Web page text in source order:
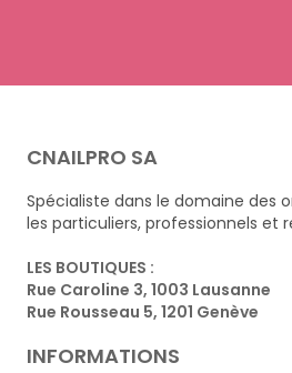
CNAILPRO SA
Spécialiste dans le domaine des
les particuliers, professionnels et
LES BOUTIQUES :
Rue Caroline 3, 1003 Lausanne
Rue Rousseau 5, 1201 Genève
INFORMATIONS